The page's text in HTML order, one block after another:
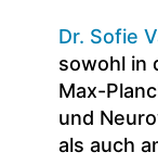
Dr. Sofie
sowohl in
Max-
und
als auch